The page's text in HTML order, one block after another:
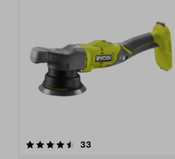
33
4.5 viidestä